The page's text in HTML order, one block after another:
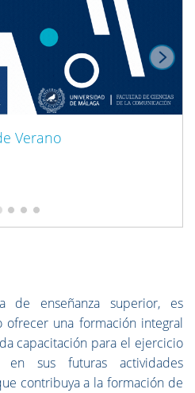
Verano
de enseñanza superior, es
una formación integral
capacitación para el ejercicio
en sus futuras actividades
contribuya a la formación de